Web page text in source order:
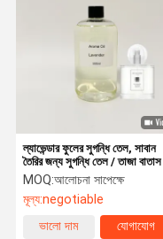
ল্যাভেন্ডার ফুলের সুগন্ধি তেল, সাবান
তৈরির জন্য সুগন্ধি তেল / তাজা বাতাস
MOQ:আলোচনা সাপেক্ষে
মূল্য:negotiable
ভালো দাম
যোগাযোগ